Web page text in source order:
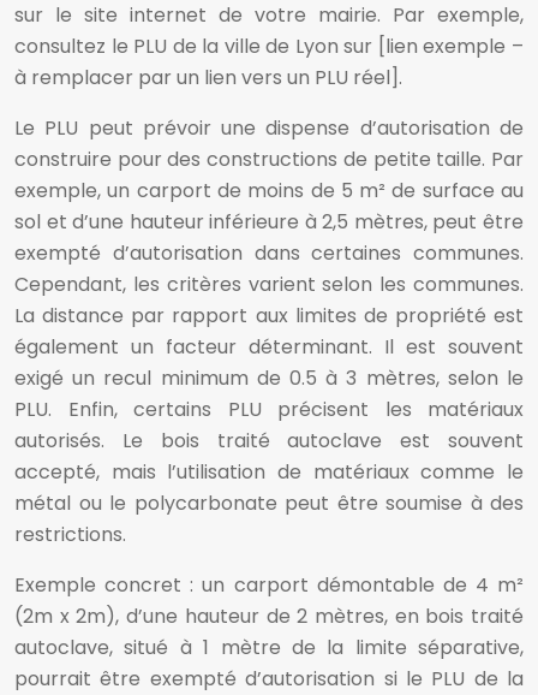
sur le site internet de votre mairie. Par exemple,
consultez le PLU de la ville de Lyon sur [lien exemple –
à remplacer par un lien vers un PLU réel].
Le PLU peut prévoir une dispense d’autorisation de
construire pour des constructions de petite taille. Par
exemple, un carport de moins de 5 m² de surface au
sol et d’une hauteur inférieure à 2,5 mètres, peut être
exempté d’autorisation dans certaines communes.
Cependant, les critères varient selon les communes.
La distance par rapport aux limites de propriété est
également un facteur déterminant. Il est souvent
exigé un recul minimum de 0.5 à 3 mètres, selon le
PLU. Enfin, certains PLU précisent les matériaux
autorisés. Le bois traité autoclave est souvent
accepté, mais l’utilisation de matériaux comme le
métal ou le polycarbonate peut être soumise à des
restrictions.
Exemple concret : un carport démontable de 4 m²
(2m x 2m), d’une hauteur de 2 mètres, en bois traité
autoclave, situé à 1 mètre de la limite séparative,
pourrait être exempté d’autorisation si le PLU de la